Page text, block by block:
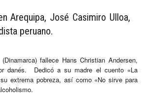
Arequipa, José Casimiro Ulloa,
peruano.
fallece Hans Christian Andersen,
danés. Dedicó a su madre el cuento «La
extrema pobreza, así como «No sirve para